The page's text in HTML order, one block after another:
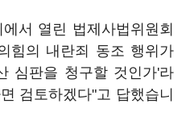
서 열린 법제사법위원회
힘의 내란죄 동조 행위가
심판을 청구할 것인가'라
검토하겠다"고 답했습니